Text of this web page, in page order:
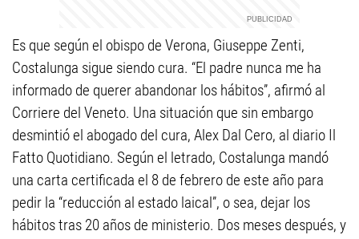
Es que según el obispo de Verona, Giuseppe Zenti,
Costalunga sigue siendo cura. “El padre nunca me ha
informado de querer abandonar los hábitos”, afirmó al
Corriere del Veneto. Una situación que sin embargo
desmintió el abogado del cura, Alex Dal Cero, al diario Il
Fatto Quotidiano. Según el letrado, Costalunga mandó
una carta certificada el 8 de febrero de este año para
pedir la “reducción al estado laical”, o sea, dejar los
hábitos tras 20 años de ministerio. Dos meses después, y